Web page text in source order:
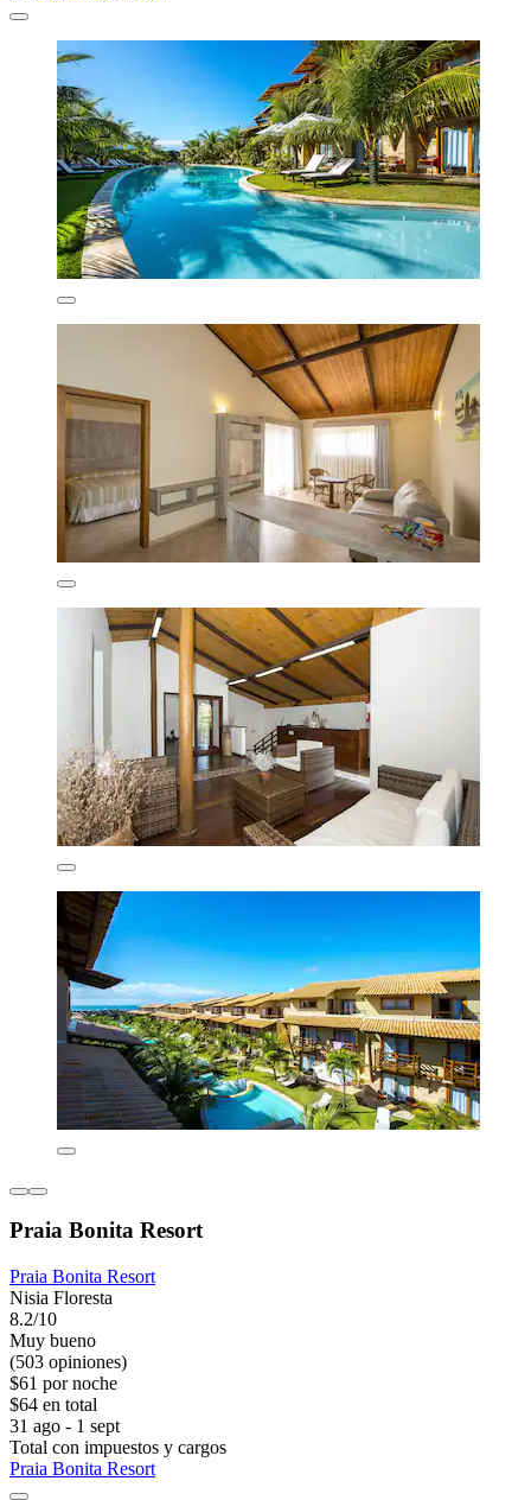
Praia Bonita Resort
Praia Bonita Resort
Nisia Floresta
8.2/10
Muy bueno
(503 opiniones)
$61 por noche
$64 en total
31 ago - 1 sept
Total con impuestos y cargos
Praia Bonita Resort